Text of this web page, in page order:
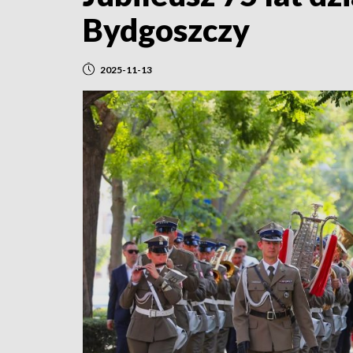
Bydgoszczy
2025-11-13